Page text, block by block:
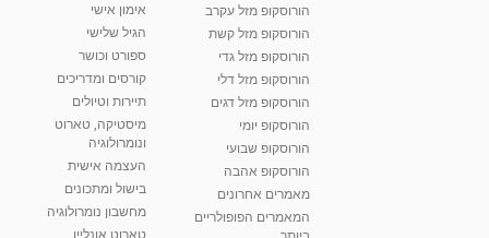
הורוסקופ מזל עקרב
הורוסקופ מזל קשת
הורוסקופ מזל גדי
הורוסקופ מזל דלי
הורוסקופ מזל דגים
הורוסקופ יומי
הורוסקופ שבועי
הורוסקופ אהבה
מאמרים אחרונים
המאמרים הפופולריים
אימון אישי
הגיל שלישי
ספורט וכושר
קורסים ומדריכים
תיירות וטיולים
מיסטיקה, טארוט
ונומרולוגיה
העצמה אישית
בישול ומתכונים
מחשבון נומרולוגיה
טארוט אונליין